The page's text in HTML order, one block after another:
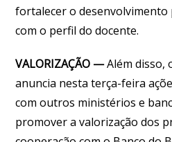
fortalecer o
com o perfil do docente.
VALORIZAÇÃO —Além disso,
anuncia nesta terça-feira
com outros ministérios e
promover a valorização dos